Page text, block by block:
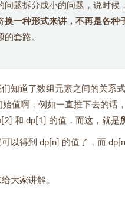
问题拆分成小的问题，说时候
换一种形式来讲，不再是各种
套路。
知道了数组元素之间的关系
值啊，例如一直推下去的话
和 dp[1] 的值，而这，就是
可以得到 dp[n] 的值了，而
大家讲解。